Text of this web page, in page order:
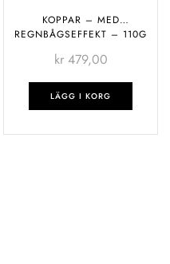
KOPPAR – MED
REGNBÅGSEFFEKT – 110G
kr479,00
LÄGG I KORG